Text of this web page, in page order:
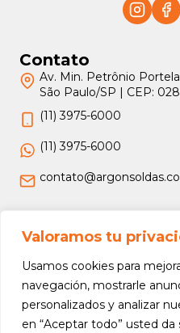
Valoramos tu
Usamos cookies para
navegación, mostrarle
personalizados y analizar
en “Aceptar todo” usted
Contato
Av. Min. Petrônio
São Paulo/SP | CEP:
(11) 3975-6000
(11) 3975-6000
Jurídico
Termos e Condições
Política de Privacidade
Política de Devolução e